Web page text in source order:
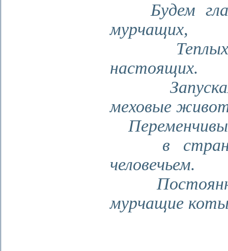
Будем
мурчащих,
Теплых,
настоящих.
меховые
Переменчивы
в
человечьем.
мурчащие